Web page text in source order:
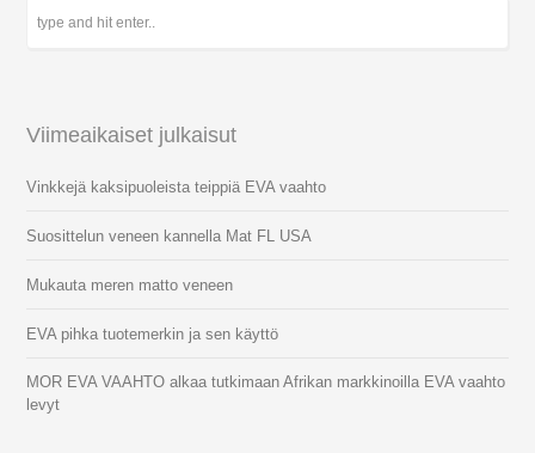
Viimeaikaiset julkaisut
Vinkkejä kaksipuoleista teippiä EVA vaahto
Suosittelun veneen kannella Mat FL USA
Mukauta meren matto veneen
EVA pihka tuotemerkin ja sen käyttö
MOR EVA VAAHTO alkaa tutkimaan Afrikan markkinoilla EVA vaahto
levyt